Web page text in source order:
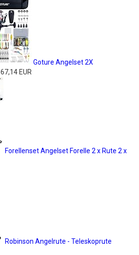
Goture Angelset 2X
67,14 EUR
Forellenset Angelset Forelle 2 x Rute 2 x
Robinson Angelrute - Teleskoprute